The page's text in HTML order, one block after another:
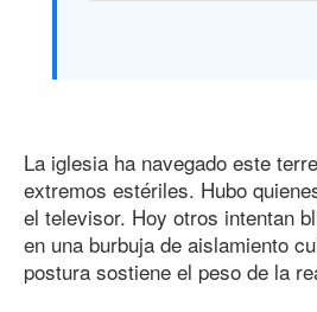
La iglesia ha navegado este
extremos estériles. Hubo
el televisor. Hoy otros intentan
en una burbuja de aislamiento
postura sostiene el peso de la